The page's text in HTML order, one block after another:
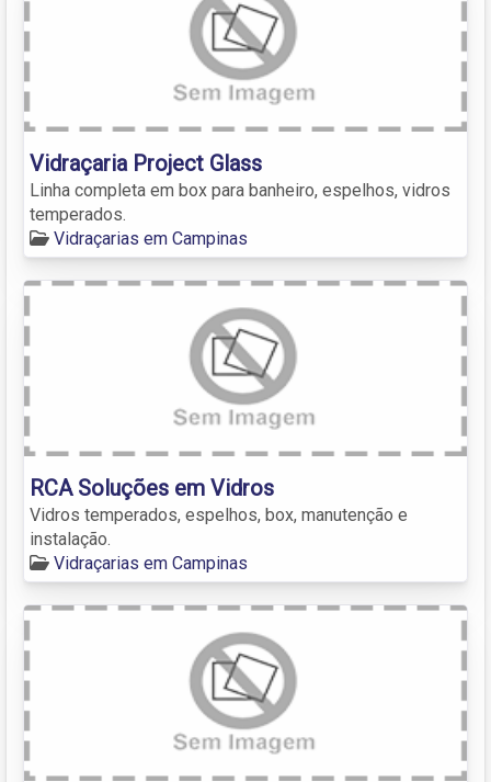
Vidraçaria Project Glass
Linha completa em box para banheiro, espelhos, vidros
temperados.
Vidraçarias em Campinas
RCA Soluções em Vidros
Vidros temperados, espelhos, box, manutenção e
instalação.
Vidraçarias em Campinas